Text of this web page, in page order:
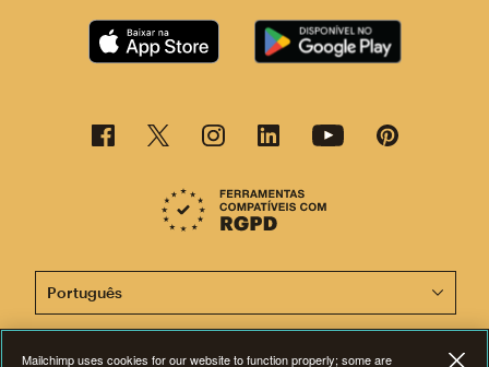
Agora, esta página está disponível em outros idiomas.
Mailchimp uses cookies for our website to function properly; some are